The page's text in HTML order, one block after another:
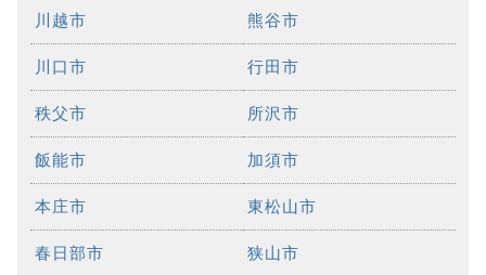
川越市 熊谷市
川口市 行田市
秩父市 所沢市
飯能市 加須市
本庄市 東松山市
春日部市 狭山市